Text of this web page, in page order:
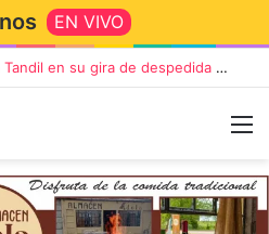
EN VIVO
Die Toten Hosen llega a Tandil en su gira de despedida «Fútbol, Asado, Vino y Adiós Amigos»